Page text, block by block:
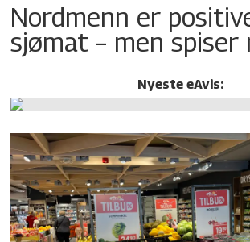
Nordmenn er
sjømat – men spiser
Nyeste eAvis: